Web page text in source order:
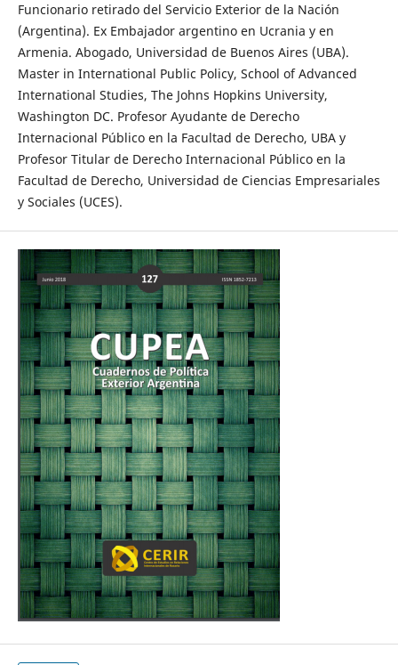
Funcionario retirado del Servicio Exterior de la Nación
(Argentina). Ex Embajador argentino en Ucrania y en
Armenia. Abogado, Universidad de Buenos Aires (UBA).
Master in International Public Policy, School of Advanced
International Studies, The Johns Hopkins University,
Washington DC. Profesor Ayudante de Derecho
Internacional Público en la Facultad de Derecho, UBA y
Profesor Titular de Derecho Internacional Público en la
Facultad de Derecho, Universidad de Ciencias Empresariales
y Sociales (UCES).